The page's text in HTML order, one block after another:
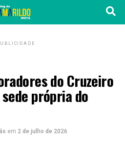
do Cruzeiro
própria do
em 2 de julho de 2026